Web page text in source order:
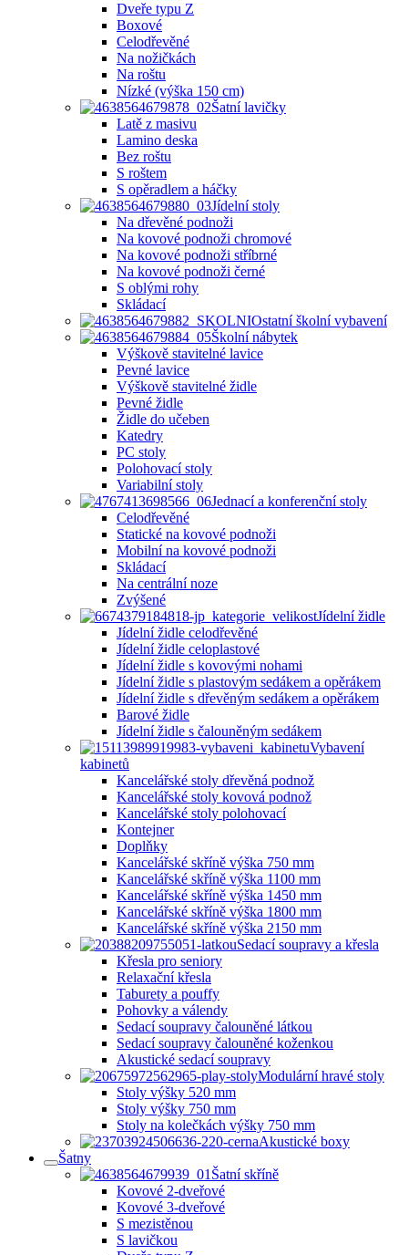
Dveře typu Z
Boxové
Celodřevěné
Na nožičkách
Na roštu
Nízké (výška 150 cm)
Šatní lavičky
Latě z masivu
Lamino deska
Bez roštu
S roštem
S opěradlem a háčky
Jídelní stoly
Na dřevěné podnoži
Na kovové podnoži chromové
Na kovové podnoži stříbrné
Na kovové podnoži černé
S oblými rohy
Skládací
Ostatní školní vybavení
Školní nábytek
Výškově stavitelné lavice
Pevné lavice
Výškově stavitelné židle
Pevné židle
Židle do učeben
Katedry
PC stoly
Polohovací stoly
Variabilní stoly
Jednací a konferenční stoly
Celodřevěné
Statické na kovové podnoži
Mobilní na kovové podnoži
Skládací
Na centrální noze
Zvýšené
Jídelní židle
Jídelní židle celodřevěné
Jídelní židle celoplastové
Jídelní židle s kovovými nohami
Jídelní židle s plastovým sedákem a opěrákem
Jídelní židle s dřevěným sedákem a opěrákem
Barové židle
Jídelní židle s čalouněným sedákem
Vybavení
kabinetů
Kancelářské stoly dřevěná podnož
Kancelářské stoly kovová podnož
Kancelářské stoly polohovací
Kontejner
Doplňky
Kancelářské skříně výška 750 mm
Kancelářské skříně výška 1100 mm
Kancelářské skříně výška 1450 mm
Kancelářské skříně výška 1800 mm
Kancelářské skříně výška 2150 mm
Sedací soupravy a křesla
Křesla pro seniory
Relaxační křesla
Taburety a pouffy
Pohovky a válendy
Sedací soupravy čalouněné látkou
Sedací soupravy čalouněné koženkou
Akustické sedací soupravy
Modulární hravé stoly
Stoly výšky 520 mm
Stoly výšky 750 mm
Stoly na kolečkách výšky 750 mm
Akustické boxy
Šatny
Šatní skříně
Kovové 2-dveřové
Kovové 3-dveřové
S mezistěnou
S lavičkou